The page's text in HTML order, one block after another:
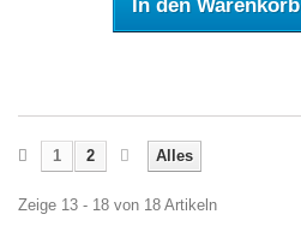
In den Warenkorb
Alles
1 2
Zeige 13 - 18 von 18 Artikeln